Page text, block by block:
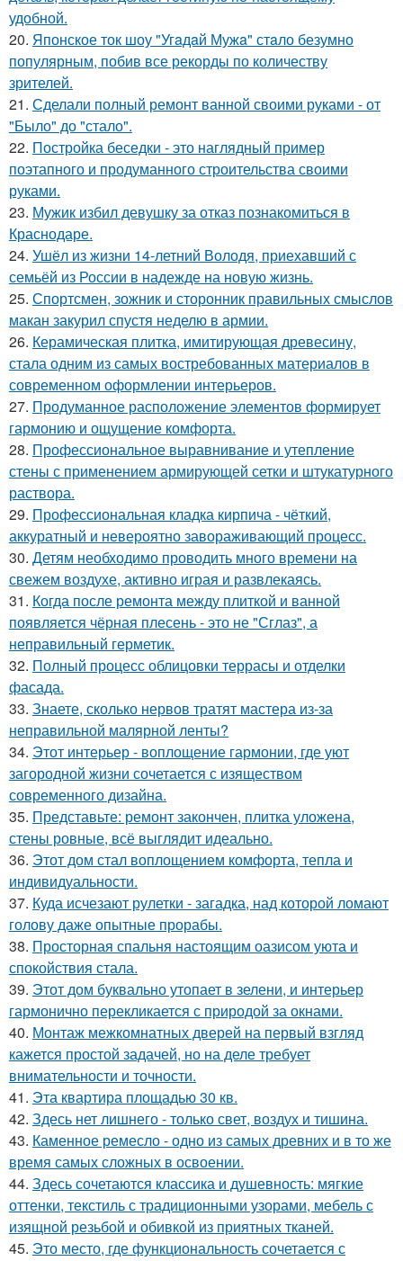
удобной.
20. Японское ток шоу "Угaдaй Мужa" стaло безумно
популярным, побив все рекорды по количеству
зрителей.
21. Сделали полный ремонт ванной своими руками - от
"Было" до "стало".
22. Постройка беседки - это наглядный пример
поэтапного и продуманного строительства своими
руками.
23. Мужик избил девушку за отказ познакомиться в
Краснодаре.
24. Ушёл из жизни 14-летний Володя, приехавший с
семьёй из России в надежде на новую жизнь.
25. Спортсмен, зожник и сторонник правильных смыслов
макан закурил спустя неделю в армии.
26. Керамическая плитка, имитирующая древесину,
стала одним из самых востребованных материалов в
современном оформлении интерьеров.
27. Продуманное расположение элементов формирует
гармонию и ощущение комфорта.
28. Профессиональное выравнивание и утепление
стены с применением армирующей сетки и штукатурного
раствора.
29. Профессиональная кладка кирпича - чёткий,
аккуратный и невероятно завораживающий процесс.
30. Детям необходимо проводить много времени на
свежем воздухе, активно играя и развлекаясь.
31. Когда после ремонта между плиткой и ванной
появляется чёрная плесень - это не "Сглаз", а
неправильный герметик.
32. Полный процесс облицовки террасы и отделки
фасада.
33. Знаете, сколько нервов тратят мастера из-за
неправильной малярной ленты?
34. Этот интерьер - воплощение гармонии, где уют
загородной жизни сочетается с изяществом
современного дизайна.
35. Представьте: ремонт закончен, плитка уложена,
стены ровные, всё выглядит идеально.
36. Этот дом стал воплощением комфорта, тепла и
индивидуальности.
37. Куда исчезают рулетки - загадка, над которой ломают
голову даже опытные прорабы.
38. Просторная спальня настоящим оазисом уюта и
спокойствия стала.
39. Этот дом буквально утопает в зелени, и интерьер
гармонично перекликается с природой за окнами.
40. Монтаж межкомнатных дверей на первый взгляд
кажется простой задачей, но на деле требует
внимательности и точности.
41. Эта квартира площадью 30 кв.
42. Здесь нет лишнего - только свет, воздух и тишина.
43. Каменное ремесло - одно из самых древних и в то же
время самых сложных в освоении.
44. Здесь сочетаются классика и душевность: мягкие
оттенки, текстиль с традиционными узорами, мебель с
изящной резьбой и обивкой из приятных тканей.
45. Это место, где функциональность сочетается с